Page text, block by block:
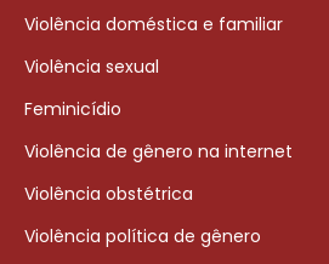
Violência doméstica e familiar
Violência sexual
Feminicídio
Violência de gênero na internet
Violência obstétrica
Violência política de gênero